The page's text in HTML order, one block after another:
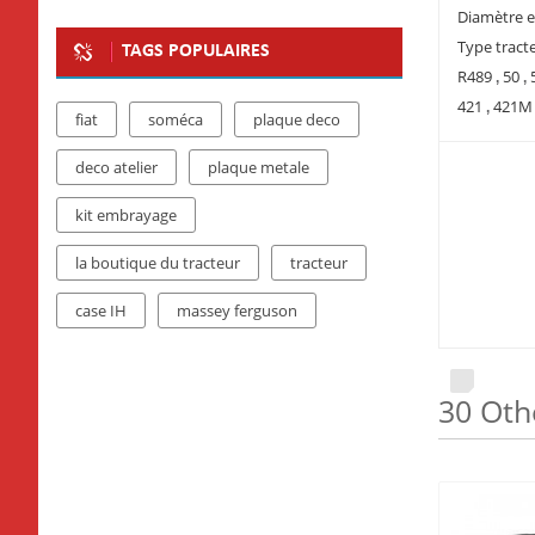
TAGS POPULAIRES
fiat soméca plaque deco
deco atelier plaque metale
kit embrayage
la boutique du tracteur tracteur
case IH massey ferguson
Diamètre
Type
R489 , 50 ,
421 , 421M
30